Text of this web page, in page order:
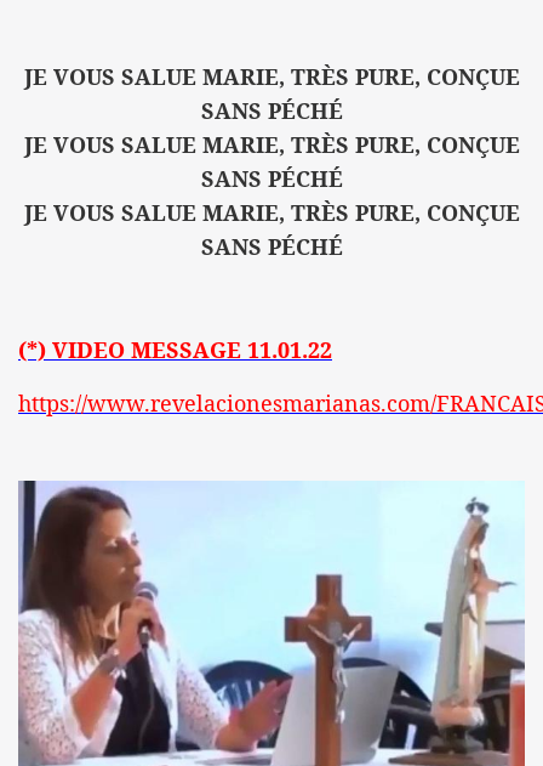
JE VOUS SALUE MARIE, TRÈS PURE, CONÇUE
SANS PÉCHÉ
JE VOUS SALUE MARIE, TRÈS PURE, CONÇUE
SANS PÉCHÉ
JE VOUS SALUE MARIE, TRÈS PURE, CONÇUE
SANS PÉCHÉ
(*) VIDEO MESSAGE 11.01.22
https://www.revelacionesmarianas.com/